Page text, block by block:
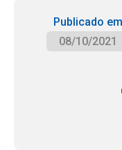
Publicado em
08/10/2021